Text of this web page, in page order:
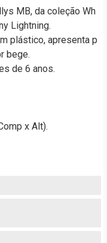
MB, da coleção Wh
Lightning.
plástico, apresenta p
bege.
de 6 anos.
x Alt).